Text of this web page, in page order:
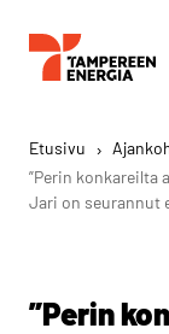
Etusivu ›
”Perin konkareilta
Jari on seurannut
”Perin